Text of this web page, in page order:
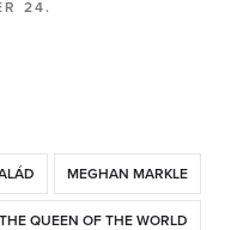
24.
MEGHAN MARKLE
THE QUEEN OF THE WORLD